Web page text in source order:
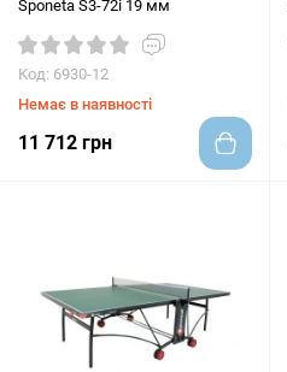
Sponeta S3-72i 19 мм
Код: 6930-12
Немає в наявності
11 712 грн